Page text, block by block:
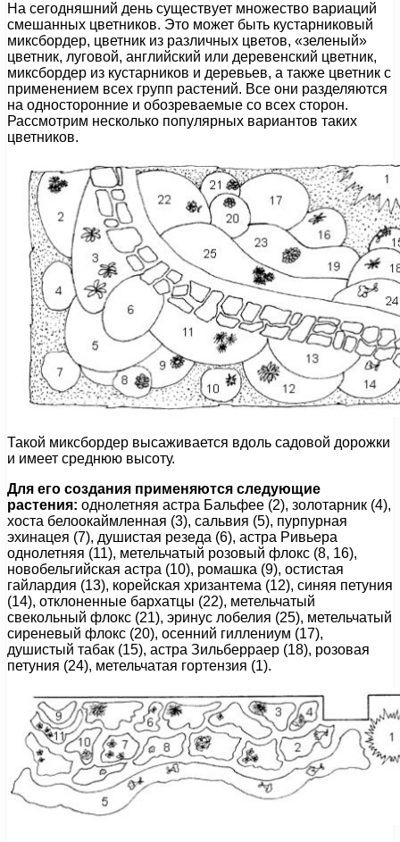
На сегодняшний день существует множество вариаций
смешанных цветников. Это может быть кустарниковый
миксбордер, цветник из различных цветов, «зеленый»
цветник, луговой, английский или деревенский цветник,
миксбордер из кустарников и деревьев, а также цветник с
применением всех групп растений. Все они разделяются
на односторонние и обозреваемые со всех сторон.
Рассмотрим несколько популярных вариантов таких
цветников.
Такой миксбордер высаживается вдоль садовой дорожки
и имеет среднюю высоту.
Для его создания применяются следующие
растения: однолетняя астра Бальфее (2), золотарник (4),
хоста белоокаймленная (3), сальвия (5), пурпурная
эхинацея (7), душистая резеда (6), астра Ривьера
однолетняя (11), метельчатый розовый флокс (8, 16),
новобельгийская астра (10), ромашка (9), остистая
гайлардия (13), корейская хризантема (12), синяя петуния
(14), отклоненные бархатцы (22), метельчатый
свекольный флокс (21), эринус лобелия (25), метельчатый
сиреневый флокс (20), осенний гиллениум (17),
душистый табак (15), астра Зильберраер (18), розовая
петуния (24), метельчатая гортензия (1).